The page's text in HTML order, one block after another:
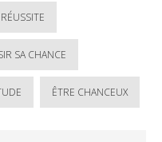
RÉUSSITE
SA CHANCE
ÊTRE CHANCEUX